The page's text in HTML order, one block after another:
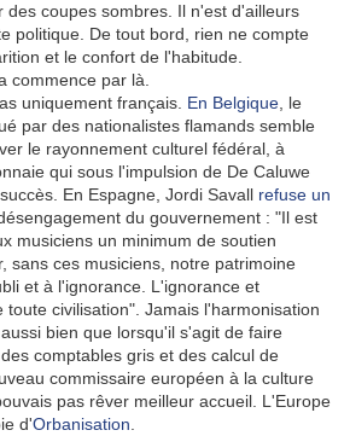
des coupes sombres. Il n'est d'ailleurs
politique. De tout bord, rien ne compte
et le confort de l'habitude.
commence par là.
uniquement français. En Belgique , le
par des nationalistes flamands semble
le rayonnement culturel fédéral, à
qui sous l'impulsion de De Caluwe
En Espagne, Jordi Savall refuse un
du gouvernement : "Il est
musiciens un minimum de soutien
sans ces musiciens, notre patrimoine
et à l'ignorance. L'ignorance et
toute civilisation". Jamais l'harmonisation
bien que lorsqu'il s'agit de faire
comptables gris et des calcul de
commissaire européen à la culture
pas rêver meilleur accueil. L'Europe
d'Orbanisation